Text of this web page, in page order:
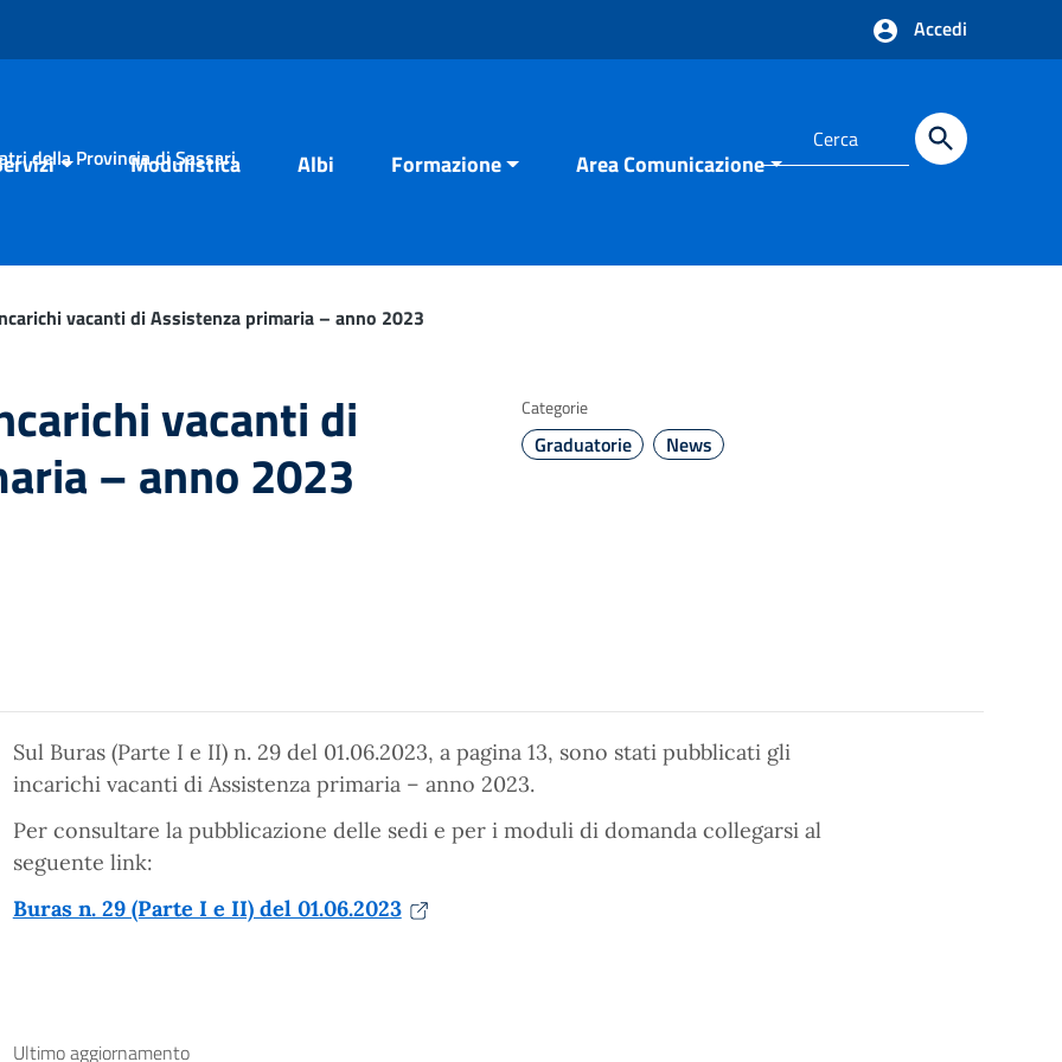
Accedi
della Provincia di Sassari
Modulistica Albi Formazione Area Comunicazione
vacanti di Assistenza primaria – anno 2023
vacanti di
– anno 2023
Categorie
Graduatorie News
Sul Buras (Parte I e II) n. 29 del 01.06.2023, a pagina 13, sono stati pubblicati gli
incarichi vacanti di Assistenza primaria – anno 2023.
Per consultare la pubblicazione delle sedi e per i moduli di domanda collegarsi al
seguente link:
Buras n. 29 (Parte I e II) del 01.06.2023
Ultimo aggiornamento